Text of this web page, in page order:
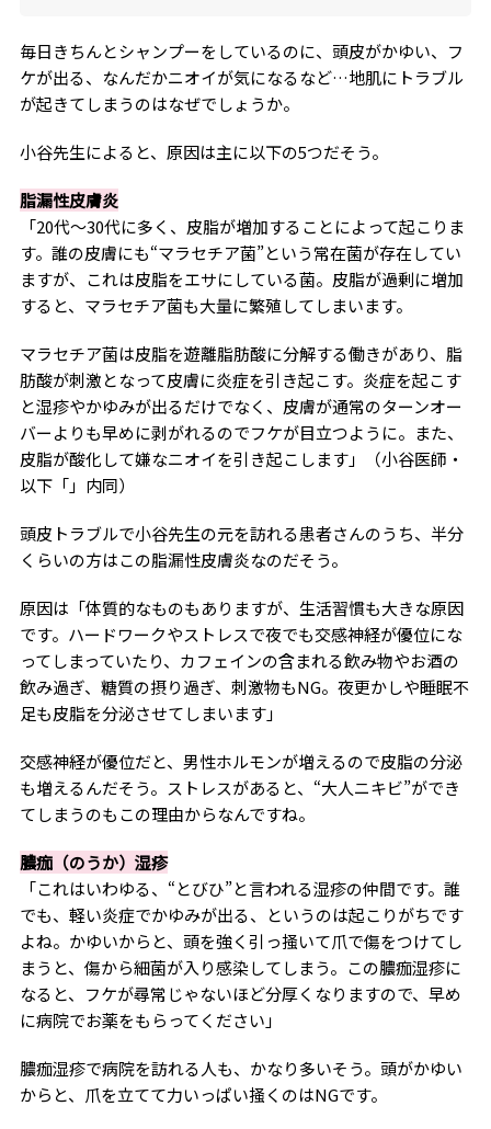
毎日きちんとシャンプーをしているのに、頭皮がかゆい、フ
ケが出る、なんだかニオイが気になるなど…地肌にトラブル
が起きてしまうのはなぜでしょうか。
小谷先生によると、原因は主に以下の5つだそう。
脂漏性皮膚炎
「20代～30代に多く、皮脂が増加することによって起こりま
す。誰の皮膚にも“マラセチア菌”という常在菌が存在してい
ますが、これは皮脂をエサにしている菌。皮脂が過剰に増加
すると、マラセチア菌も大量に繁殖してしまいます。
マラセチア菌は皮脂を遊離脂肪酸に分解する働きがあり、脂
肪酸が刺激となって皮膚に炎症を引き起こす。炎症を起こす
と湿疹やかゆみが出るだけでなく、皮膚が通常のターンオー
バーよりも早めに剥がれるのでフケが目立つように。また、
皮脂が酸化して嫌なニオイを引き起こします」（小谷医師・
以下「」内同）
頭皮トラブルで小谷先生の元を訪れる患者さんのうち、半分
くらいの方はこの脂漏性皮膚炎なのだそう。
原因は「体質的なものもありますが、生活習慣も大きな原因
です。ハードワークやストレスで夜でも交感神経が優位にな
ってしまっていたり、カフェインの含まれる飲み物やお酒の
飲み過ぎ、糖質の摂り過ぎ、刺激物もNG。夜更かしや睡眠不
足も皮脂を分泌させてしまいます」
交感神経が優位だと、男性ホルモンが増えるので皮脂の分泌
も増えるんだそう。ストレスがあると、“大人ニキビ”ができ
てしまうのもこの理由からなんですね。
膿痂（のうか）湿疹
「これはいわゆる、“とびひ”と言われる湿疹の仲間です。誰
でも、軽い炎症でかゆみが出る、というのは起こりがちです
よね。かゆいからと、頭を強く引っ掻いて爪で傷をつけてし
まうと、傷から細菌が入り感染してしまう。この膿痂湿疹に
なると、フケが尋常じゃないほど分厚くなりますので、早め
に病院でお薬をもらってください」
膿痂湿疹で病院を訪れる人も、かなり多いそう。頭がかゆい
からと、爪を立てて力いっぱい掻くのはNGです。